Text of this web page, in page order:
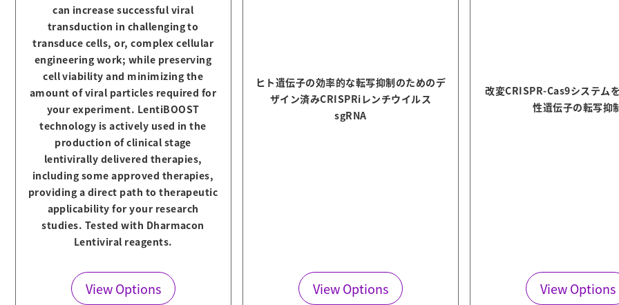
can increase successful viral
transduction in challenging to
transduce cells, or, complex cellular
engineering work; while preserving
cell viability and minimizing the
amount of viral particles required for
your experiment. LentiBOOST
technology is actively used in the
production of clinical stage
lentivirally delivered therapies,
including some approved therapies,
providing a direct path to therapeutic
applicability for your research
studies. Tested with Dharmacon
Lentiviral reagents.
View Options
ヒト遺伝子の効率的な転写抑制のためのデ
ザイン済みCRISPRiレンチウイルス
sgRNA
View Options
改変CRISPR-Cas9システム
性遺伝子の転写抑
View Options